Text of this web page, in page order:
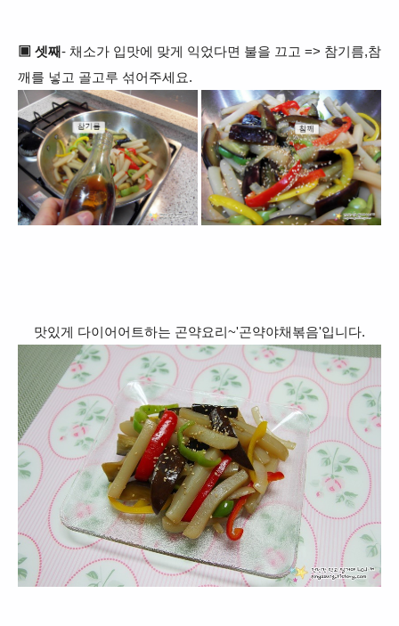
▣ 셋째- 채소가 입맛에 맞게 익었다면 불을 끄고 => 참기름,참
깨를 넣고 골고루 섞어주세요.
맛있게 다이어어트하는 곤약요리~'곤약야채볶음'입니다.